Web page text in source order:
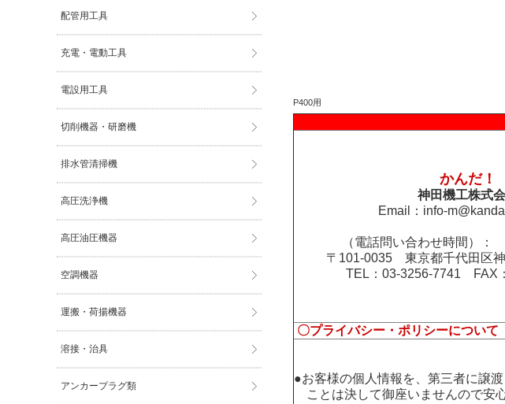
P400用
かんだ！
神田機工株式
Email： info-
（電話問い合わせ時間）
〒101-0035 東京都千代田区
TEL：03-3256-7741 FAX
〇プライバシー・ポリシーについて
●お客様の個人情報を、第三者に譲
ことは決して御座いませんので安
配管用工具
充電・電動工具
電設用工具
切削機器・研磨機
排水管清掃機
高圧洗浄機
高圧油圧機器
空調機器
運搬・荷揚機器
溶接・治具
アンカープラグ類